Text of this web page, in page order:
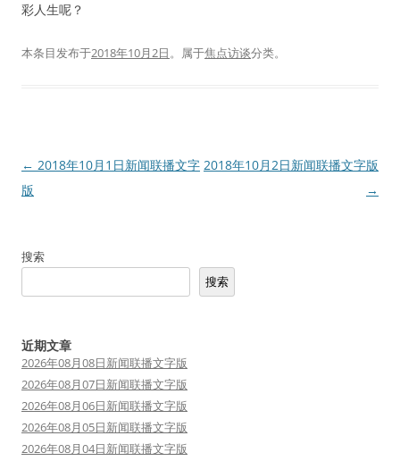
彩人生呢？
本条目发布于2018年10月2日。属于焦点访谈分类。
文
章
← 2018年10月1日新闻联播文字
版
2018年10月2日新闻联播文字版
→
搜索
搜索
近期文章
2026年08月08日新闻联播文字版
2026年08月07日新闻联播文字版
2026年08月06日新闻联播文字版
2026年08月05日新闻联播文字版
2026年08月04日新闻联播文字版